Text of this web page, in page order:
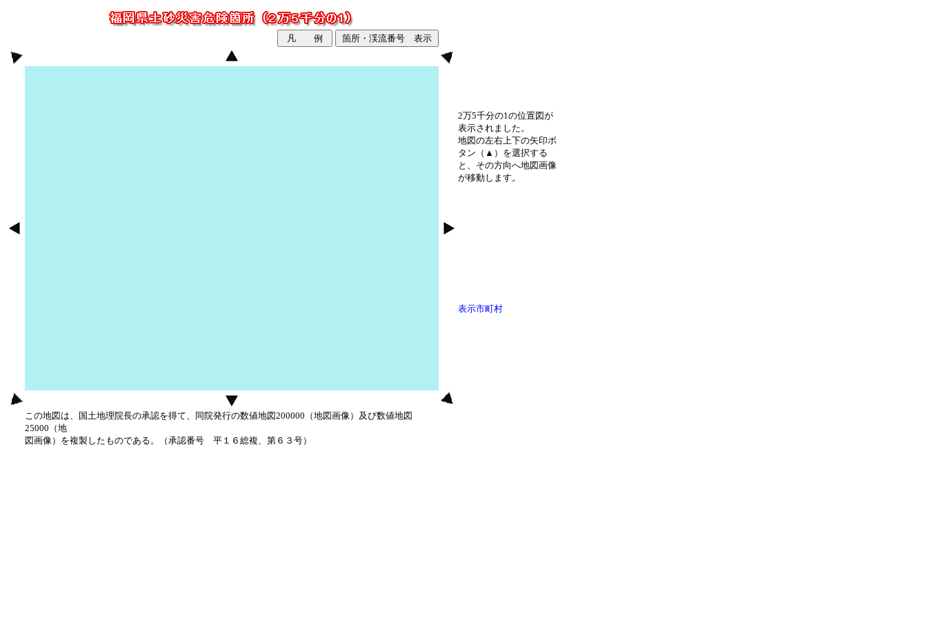
2万5千分の1の位置図が
表示されました。
地図の左右上下の矢印ボ
タン（▲）を選択する
と、その方向へ地図画像
が移動します。
表示市町村
この地図は、国土地理院長の承認を得て、同院発行の数値地図200000（地図画像）及び数値地図
25000（地
図画像）を複製したものである。（承認番号 平１６総複、第６３号）